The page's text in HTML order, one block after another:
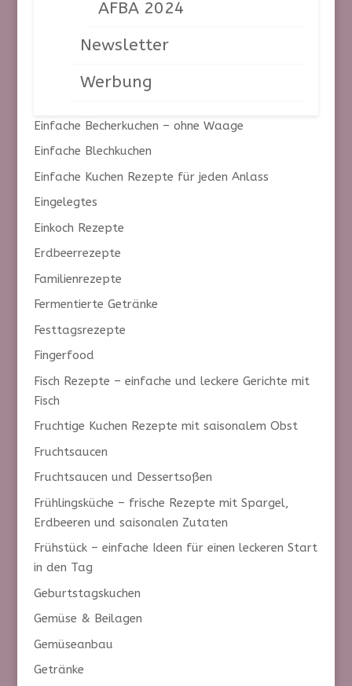
AFBA 2024
Newsletter
Werbung
Dessert im Glas
Dessertcremes
Einfache Becherkuchen – ohne Waage
Einfache Blechkuchen
Einfache Kuchen Rezepte für jeden Anlass
Eingelegtes
Einkoch Rezepte
Erdbeerrezepte
Familienrezepte
Fermentierte Getränke
Festtagsrezepte
Fingerfood
Fisch Rezepte – einfache und leckere Gerichte mit
Fisch
Fruchtige Kuchen Rezepte mit saisonalem Obst
Fruchtsaucen
Fruchtsaucen und Dessertsoßen
Frühlingsküche – frische Rezepte mit Spargel,
Erdbeeren und saisonalen Zutaten
Frühstück – einfache Ideen für einen leckeren Start
in den Tag
Geburtstagskuchen
Gemüse & Beilagen
Gemüseanbau
Getränke